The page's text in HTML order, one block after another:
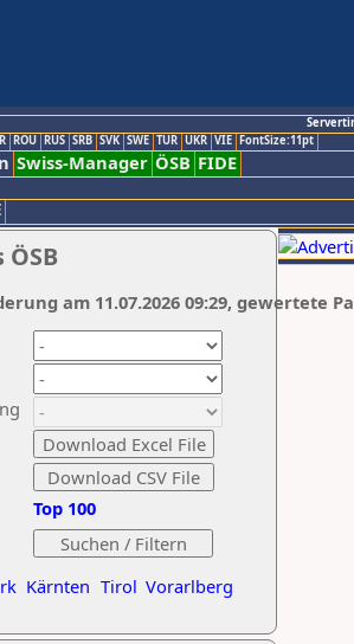
ROU RUS SRB SVK SWE TUR UKR VIE FontSize:11pt
Swiss-Manager ÖSB FIDE
Kärnten Tirol Vorarlberg
Top 100
am 11.07.2026 09:29, gewertete